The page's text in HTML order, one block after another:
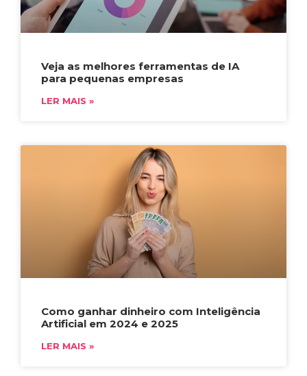
Veja as melhores ferramentas de IA
para pequenas empresas
LER MAIS »
Como ganhar dinheiro com Inteligência
Artificial em 2024 e 2025
LER MAIS »